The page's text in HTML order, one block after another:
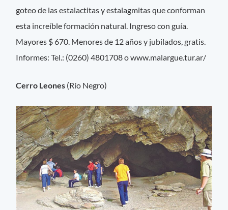
goteo de las estalactitas y estalagmitas que conforman
esta increíble formación natural. Ingreso con guía.
Mayores $ 670. Menores de 12 años y jubilados, gratis.
Informes: Tel.: (0260) 4801708 o www.malargue.tur.ar/
Cerro Leones (Río Negro)